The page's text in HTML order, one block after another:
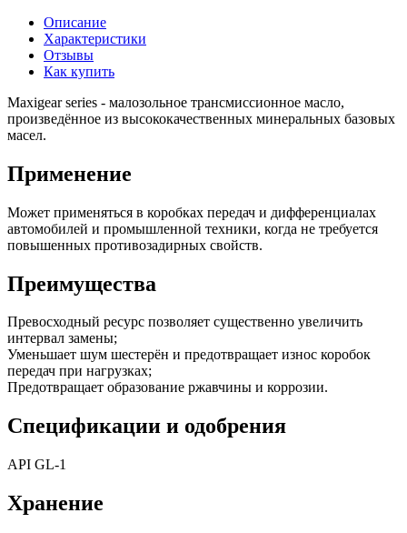
Описание
Характеристики
Отзывы
Как купить
Maxigear series - малозольное трансмиссионное масло,
произведённое из высококачественных минеральных базовых
масел.
Применение
Может применяться в коробках передач и дифференциалах
автомобилей и промышленной техники, когда не требуется
повышенных противозадирных свойств.
Преимущества
Превосходный ресурс позволяет существенно увеличить
интервал замены;
Уменьшает шум шестерён и предотвращает износ коробок
передач при нагрузках;
Предотвращает образование ржавчины и коррозии.
Спецификации и одобрения
API GL-1
Хранение